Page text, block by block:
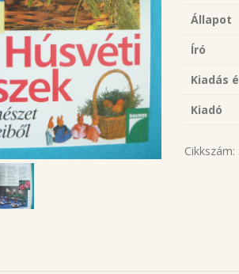
Állapot
Író
Kiadás
Kiadó
Cikkszám: